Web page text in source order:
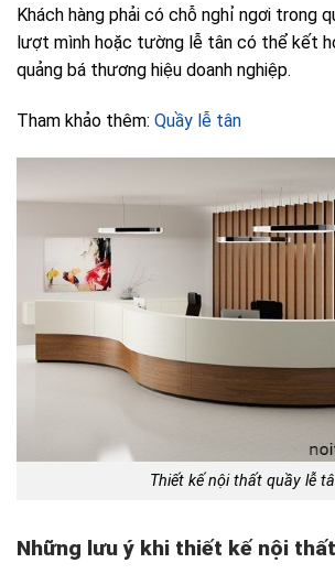
Khách hàng phải có chỗ nghỉ ngơi trong
lượt mình hoặc tường lễ tân có thể kết
quảng bá thương hiệu doanh nghiệp.
Tham khảo thêm: Quầy lễ tân
Thiết kế nội thất quầy lễ
Những lưu ý khi thiết kế nội